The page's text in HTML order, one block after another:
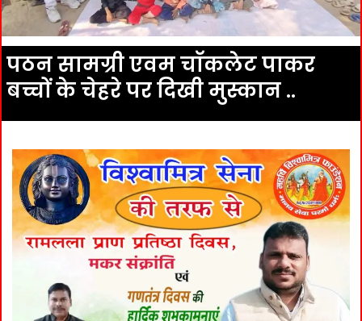
पठन सामग्री एवम चाॅकलेट पाकर
बच्चों के चेहरे पर दिखी मुस्कान ..